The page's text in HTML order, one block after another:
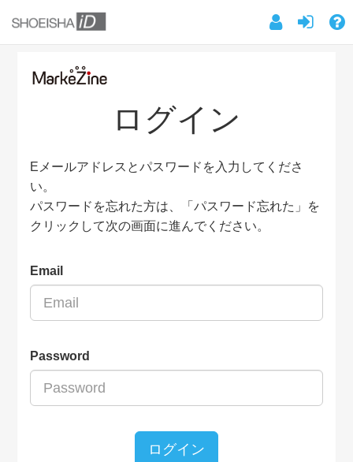
ログイン
Eメールアドレスとパスワードを入力してくださ
い。
パスワードを忘れた方は、「パスワード忘れた」を
クリックして次の画面に進んでください。
Email
Password
ログイン